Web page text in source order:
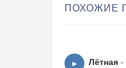
ПОХОЖИЕ
▶ Лётная -